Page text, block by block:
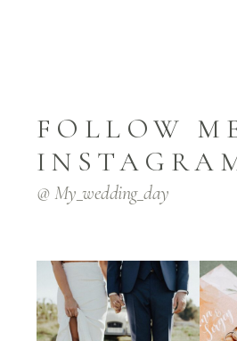
FOLLOW
@ My_wedding_day